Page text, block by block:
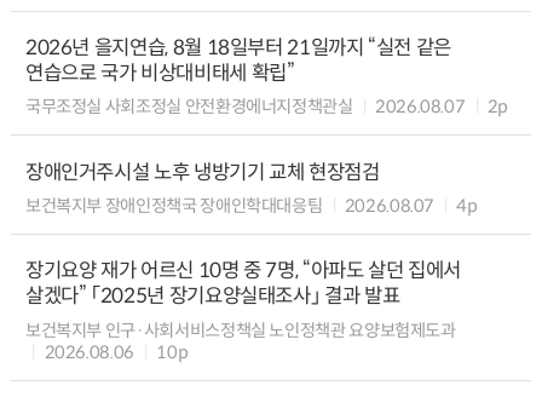
2026년 을지연습, 8월 18일부터 21일까지 “실전 같은
연습으로 국가 비상대비태세 확립”
국무조정실 사회조정실 안전환경에너지정책관실 2026.08.07 2p
장애인거주시설 노후 냉방기기 교체 현장점검
보건복지부 장애인정책국 장애인학대대응팀 2026.08.07 4p
장기요양 재가 어르신 10명 중 7명, “아파도 살던 집에서
살겠다” 「2025년 장기요양실태조사」 결과 발표
보건복지부 인구·사회서비스정책실 노인정책관 요양보험제도과
2026.08.06
10p